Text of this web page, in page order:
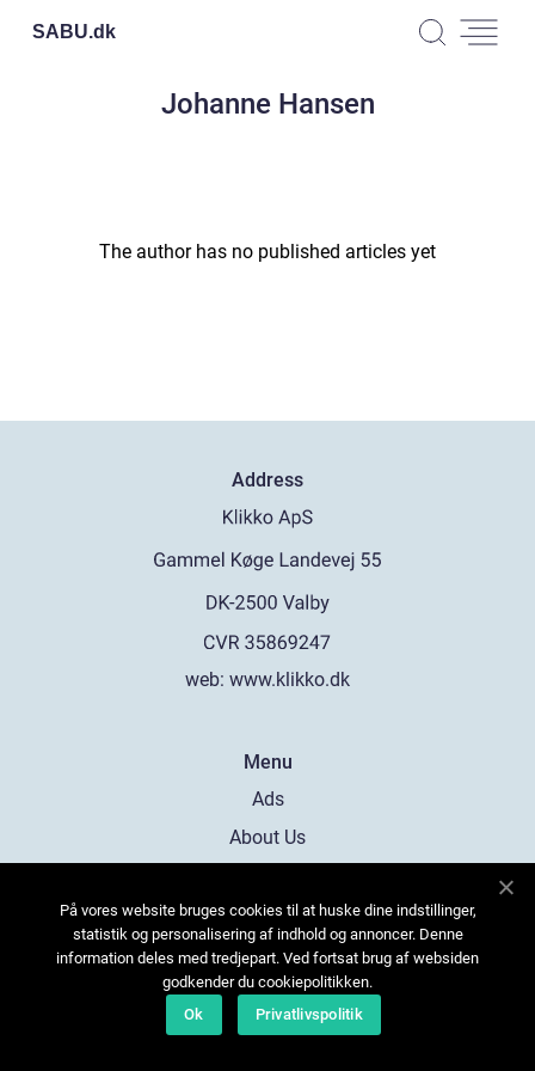
SABU.dk
Johanne Hansen
The author has no published articles yet
Address
web: www.klikko.dk
Menu
Ads
About Us
Contact
Sitemap
På vores website bruges cookies til at huske dine indstillinger,
statistik og personalisering af indhold og annoncer. Denne
information deles med tredjepart. Ved fortsat brug af websiden
godkender du cookiepolitikken.
Ok
Privatlivspolitik